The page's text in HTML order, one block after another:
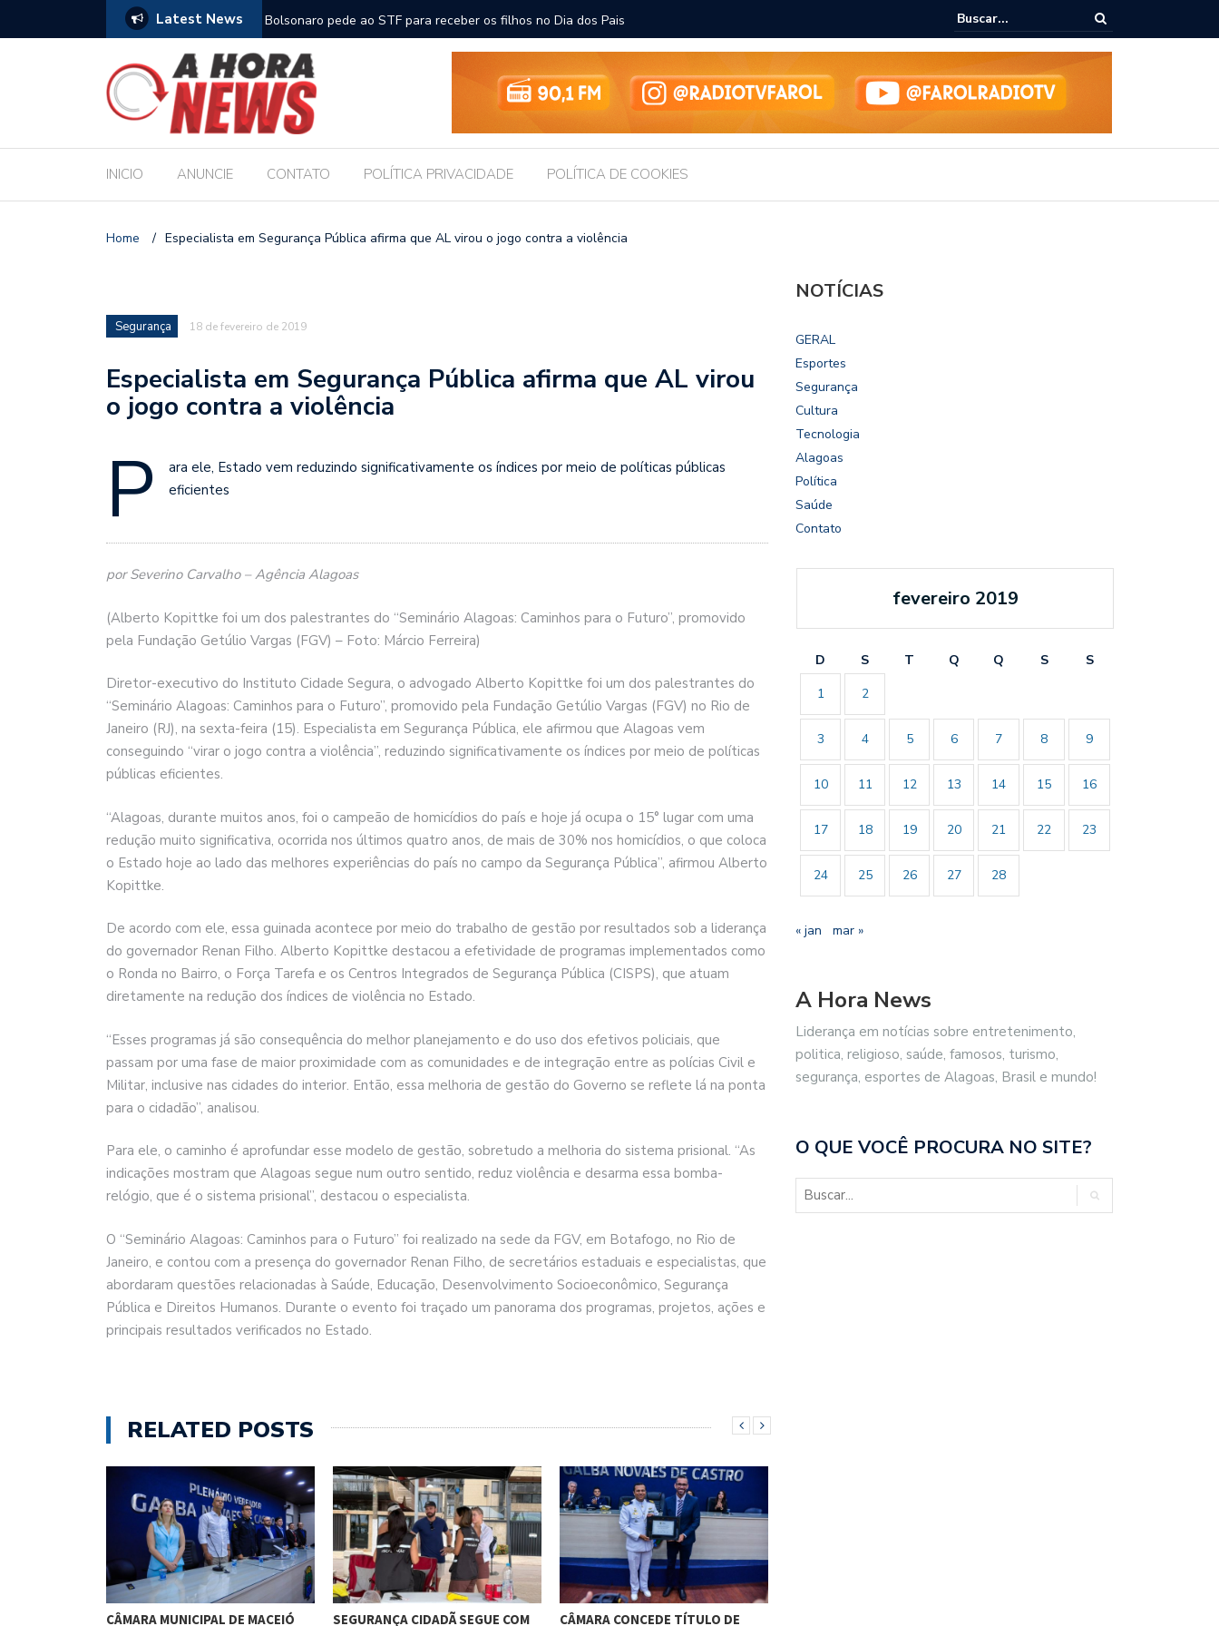
Latest News
com a Educação durante posse Bolsonaro pede ao STF para receber os filhos no Dia dos Pais
Câmara dialoga com UFAL e Faculdade de Coimbra sobre parcerias para
Legislativo
INICIO ANUNCIE CONTATO POLÍTICA PRIVACIDADE POLÍTICA DE COOKIES
Home / Especialista em Segurança Pública afirma que AL virou o jogo contra a violência
Segurança 18 de fevereiro de 2019
Especialista em Segurança Pública afirma que AL virou
o jogo contra a violência
P
ara ele, Estado vem reduzindo significativamente os índices por meio de políticas públicas
eficientes
por Severino Carvalho – Agência Alagoas
(Alberto Kopittke foi um dos palestrantes do “Seminário Alagoas: Caminhos para o Futuro”, promovido
pela Fundação Getúlio Vargas (FGV) – Foto: Márcio Ferreira)
Diretor-executivo do Instituto Cidade Segura, o advogado Alberto Kopittke foi um dos palestrantes do
“Seminário Alagoas: Caminhos para o Futuro”, promovido pela Fundação Getúlio Vargas (FGV) no Rio de
Janeiro (RJ), na sexta-feira (15). Especialista em Segurança Pública, ele afirmou que Alagoas vem
conseguindo “virar o jogo contra a violência”, reduzindo significativamente os índices por meio de políticas
públicas eficientes.
“Alagoas, durante muitos anos, foi o campeão de homicídios do país e hoje já ocupa o 15° lugar com uma
redução muito significativa, ocorrida nos últimos quatro anos, de mais de 30% nos homicídios, o que coloca
o Estado hoje ao lado das melhores experiências do país no campo da Segurança Pública”, afirmou Alberto
Kopittke.
De acordo com ele, essa guinada acontece por meio do trabalho de gestão por resultados sob a liderança
do governador Renan Filho. Alberto Kopittke destacou a efetividade de programas implementados como
o Ronda no Bairro, o Força Tarefa e os Centros Integrados de Segurança Pública (CISPS), que atuam
diretamente na redução dos índices de violência no Estado.
“Esses programas já são consequência do melhor planejamento e do uso dos efetivos policiais, que
passam por uma fase de maior proximidade com as comunidades e de integração entre as polícias Civil e
Militar, inclusive nas cidades do interior. Então, essa melhoria de gestão do Governo se reflete lá na ponta
para o cidadão”, analisou.
Para ele, o caminho é aprofundar esse modelo de gestão, sobretudo a melhoria do sistema prisional. “As
indicações mostram que Alagoas segue num outro sentido, reduz violência e desarma essa bomba-
relógio, que é o sistema prisional”, destacou o especialista.
O “Seminário Alagoas: Caminhos para o Futuro” foi realizado na sede da FGV, em Botafogo, no Rio de
Janeiro, e contou com a presença do governador Renan Filho, de secretários estaduais e especialistas, que
abordaram questões relacionadas à Saúde, Educação, Desenvolvimento Socioeconômico, Segurança
Pública e Direitos Humanos. Durante o evento foi traçado um panorama dos programas, projetos, ações e
principais resultados verificados no Estado.
RELATED POSTS
CÂMARA MUNICIPAL DE MACEIÓ SEGURANÇA CIDADÃ SEGUE COM CÂMARA CONCEDE TÍTULO DE
NOTÍCIAS
GERAL
Esportes
Segurança
Cultura
Tecnologia
Alagoas
Política
Saúde
Contato
fevereiro 2019
D S T Q Q S
S
1
2
3 4 5 6 7 8 9
10 11 12 13 14 15 16
17 18 19 20 21 22 23
24 25 26 27 28
« jan mar »
A Hora News
Liderança em notícias sobre entretenimento,
politica, religioso, saúde, famosos, turismo,
segurança, esportes de Alagoas, Brasil e mundo!
O QUE VOCÊ PROCURA NO SITE?